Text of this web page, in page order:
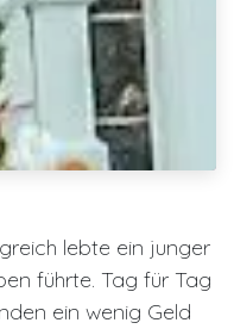
lebte ein junger
führte. Tag für Tag
ein wenig Geld